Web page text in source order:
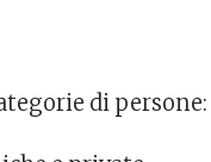
di persone: